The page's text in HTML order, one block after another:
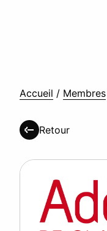
Accueil / Membres
Retour